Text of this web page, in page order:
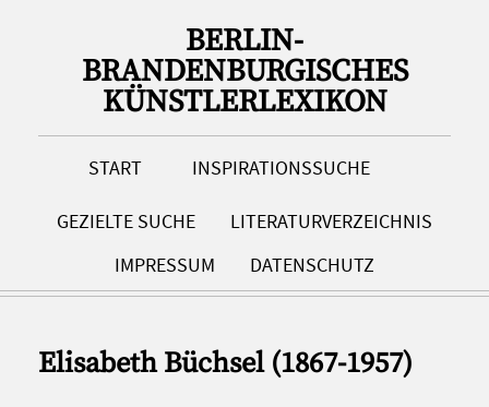
BERLIN-
BRANDENBURGISCHES
KÜNSTLERLEXIKON
START INSPIRATIONSSUCHE
GEZIELTE SUCHE
LITERATURVERZEICHNIS
IMPRESSUM
DATENSCHUTZ
Elisabeth Büchsel (1867-1957)